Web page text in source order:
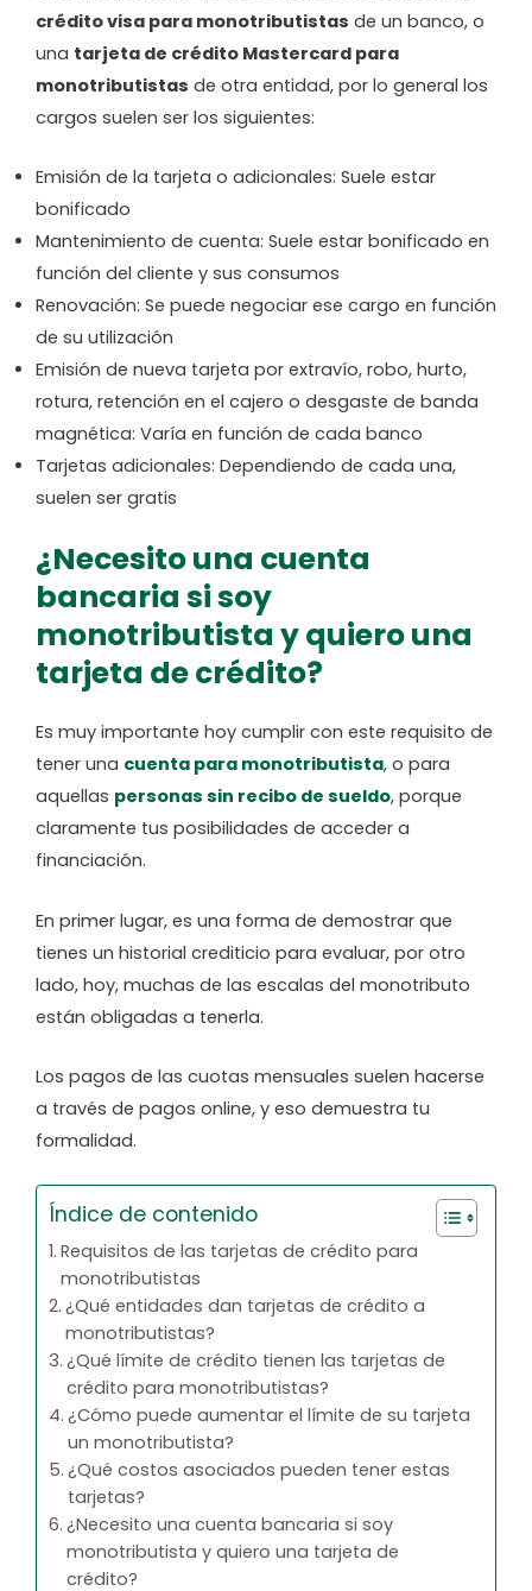
crédito visa para monotributistas de un banco, o
una tarjeta de crédito Mastercard para
monotributistas de otra entidad, por lo general los
cargos suelen ser los siguientes:
Emisión de la tarjeta o adicionales: Suele estar
bonificado
Mantenimiento de cuenta: Suele estar bonificado en
función del cliente y sus consumos
Renovación: Se puede negociar ese cargo en función
de su utilización
Emisión de nueva tarjeta por extravío, robo, hurto,
rotura, retención en el cajero o desgaste de banda
magnética: Varía en función de cada banco
Tarjetas adicionales: Dependiendo de cada una,
suelen ser gratis
¿Necesito una cuenta
bancaria si soy
monotributista y quiero una
tarjeta de crédito?
Es muy importante hoy cumplir con este requisito de
tener una cuenta para monotributista, o para
aquellas personas sin recibo de sueldo, porque
claramente tus posibilidades de acceder a
financiación.
En primer lugar, es una forma de demostrar que
tienes un historial crediticio para evaluar, por otro
lado, hoy, muchas de las escalas del monotributo
están obligadas a tenerla.
Los pagos de las cuotas mensuales suelen hacerse
a través de pagos online, y eso demuestra tu
formalidad.
Índice de contenido
Requisitos de las tarjetas de crédito para
monotributistas
¿Qué entidades dan tarjetas de crédito a
monotributistas?
¿Qué límite de crédito tienen las tarjetas de
crédito para monotributistas?
¿Cómo puede aumentar el límite de su tarjeta
un monotributista?
¿Qué costos asociados pueden tener estas
tarjetas?
¿Necesito una cuenta bancaria si soy
monotributista y quiero una tarjeta de
crédito?